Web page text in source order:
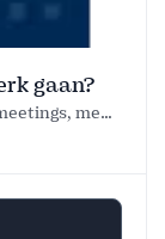
gaan?
meer
ruimte